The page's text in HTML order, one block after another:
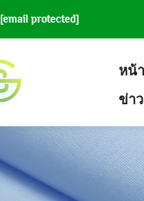
[email protected]
หน้
ข่า